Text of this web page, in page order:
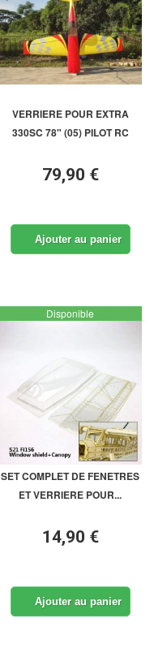
VERRIERE POUR EXTRA
330SC 78" (05) PILOT RC
79,90 €
Ajouter au panier
Disponible
SET COMPLET DE FENETRES
ET VERRIERE POUR...
14,90 €
Ajouter au panier